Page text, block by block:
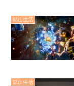
鉱山生活
鉱山生活